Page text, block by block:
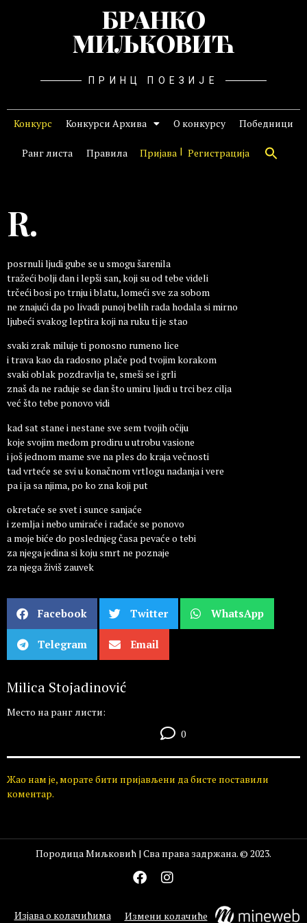
БРАНКО
МИЉКОВИЋ
ПРИНЦ ПОЕЗИЈЕ
Конкурс Конкурси Архива О конкурсу Победници
Ранг листа Правила Пријава Регистрација
R.
posrnuli ljudi gube se u smogu šarenila
tražeći bolji dan i lepši san, koji su od tebe videli
trčeći bosi po trnju i blatu, lomeći sve za sobom
ne znajući da po livadi punoj belih rada hodala si mirno
ljubeći svakog leptira koji na ruku ti je stao
svaki zrak miluje ti ponosno rumeno lice
i trava kao da radosno plače pod tvojim korakom
svaki oblak pozdravlja te, smeši se i grli
znaš da ne raduje se dan što umiru ljudi u trci bez cilja
već što tebe ponovo vidi
kad sat stane i nestane sve sem tvojih očiju
koje svojim medom prodiru u utrobu vasione
i još jednom mame sve na ples do kraja večnosti
tad vrteće se svi u konačnom vrtlogu nadanja i vere
pa i ja sa njima, po ko zna koji put
okretaće se svet i sunce sanjaće
i zemlja i nebo umiraće i rađaće se ponovo
a moje biće do poslednjeg časa pevaće o tebi
za njega jedina si koju smrt ne poznaje
za njega živiš zauvek
Facebook Twitter WhatsApp
Telegram Email
Milica Stojadinović
Место на ранг листи:
0
Жао нам је, морате бити пријављени да бисте поставили
коментар.
Породица Миљковић | Сва права задржана. © 2023.
Изјава о колачићима Измени колачиће